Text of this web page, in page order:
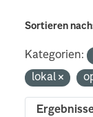
Sortieren nach
Kategorien:
lokal